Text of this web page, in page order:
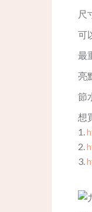
尺
可
最
亮
節
想
1.
2.
3.